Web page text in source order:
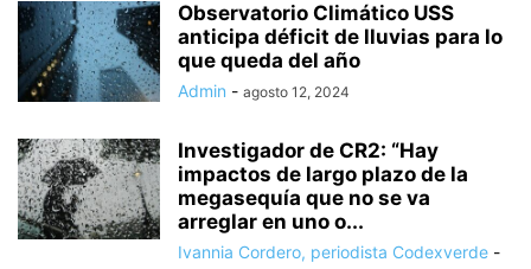
Observatorio Climático USS
anticipa déficit de lluvias para lo
que queda del año
Admin - agosto 12, 2024
Investigador de CR2: “Hay
impactos de largo plazo de la
megasequía que no se va
arreglar en uno o...
Ivannia Cordero, periodista Codexverde -